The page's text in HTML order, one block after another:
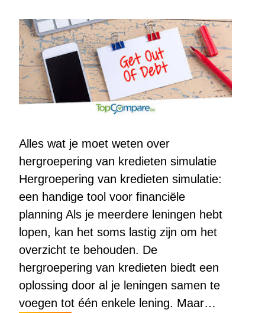
Alles wat je moet weten over
hergroepering van kredieten simulatie
Hergroepering van kredieten simulatie:
een handige tool voor financiële
planning Als je meerdere leningen hebt
lopen, kan het soms lastig zijn om het
overzicht te behouden. De
hergroepering van kredieten biedt een
oplossing door al je leningen samen te
voegen tot één enkele lening. Maar…